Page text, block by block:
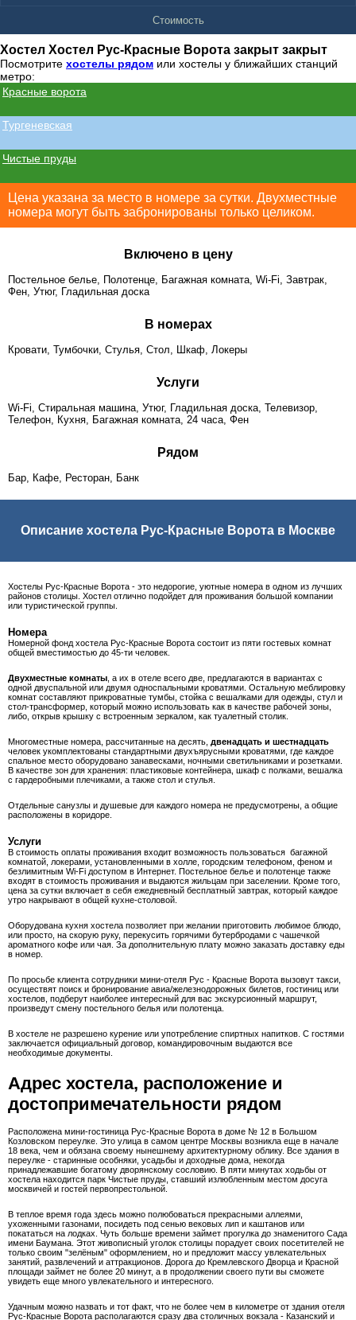
Стоимость
Хостел Хостел Рус-Красные Ворота закрыт закрыт
Посмотрите хостелы рядом или хостелы у ближайших станций
метро:
Красные ворота
Тургеневская
Чистые пруды
Цена указана за место в номере за сутки. Двухместные
номера могут быть забронированы только целиком.
Включено в цену
Постельное белье, Полотенце, Багажная комната, Wi-Fi, Завтрак,
Фен, Утюг, Гладильная доска
В номерах
Кровати, Тумбочки, Стулья, Стол, Шкаф, Локеры
Услуги
Wi-Fi, Стиральная машина, Утюг, Гладильная доска, Телевизор,
Телефон, Кухня, Багажная комната, 24 часа, Фен
Рядом
Бар, Кафе, Ресторан, Банк
Описание хостела Рус-Красные Ворота в Москве
Хостелы Рус-Красные Ворота - это недорогие, уютные номера в одном из лучших
районов столицы. Хостел отлично подойдет для проживания большой компании
или туристической группы.
Номера
Номерной фонд хостела Рус-Красные Ворота состоит из пяти гостевых комнат
общей вместимостью до 45-ти человек.
Двухместные комнаты , а их в отеле всего две, предлагаются в вариантах с
одной двуспальной или двумя односпальными кроватями. Остальную меблировку
комнат составляют прикроватные тумбы, стойка с вешалками для одежды, стул и
стол-трансформер, который можно использовать как в качестве рабочей зоны,
либо, открыв крышку с встроенным зеркалом, как туалетный столик.
Многоместные номера, рассчитанные на десять, двенадцать и шестнадцать
человек укомплектованы стандартными двухъярусными кроватями, где каждое
спальное место оборудовано занавесками, ночными светильниками и розетками.
В качестве зон для хранения: пластиковые контейнера, шкаф с полками, вешалка
с гардеробными плечиками, а также стол и стулья.
Отдельные санузлы и душевые для каждого номера не предусмотрены, а общие
расположены в коридоре.
Услуги
В стоимость оплаты проживания входит возможность пользоваться багажной
комнатой, локерами, установленными в холле, городским телефоном, феном и
безлимитным Wi-Fi доступом в Интернет. Постельное белье и полотенце также
входят в стоимость проживания и выдаются жильцам при заселении. Кроме того,
цена за сутки включает в себя ежедневный бесплатный завтрак, который каждое
утро накрывают в общей кухне-столовой.
Оборудована кухня хостела позволяет при желании приготовить любимое блюдо,
или просто, на скорую руку, перекусить горячими бутербродами с чашечкой
ароматного кофе или чая. За дополнительную плату можно заказать доставку еды
в номер.
По просьбе клиента сотрудники мини-отеля Рус - Красные Ворота вызовут такси,
осуществят поиск и бронирование авиа/железнодорожных билетов, гостиниц или
хостелов, подберут наиболее интересный для вас экскурсионный маршрут,
произведут смену постельного белья или полотенца.
В хостеле не разрешено курение или употребление спиртных напитков. С гостями
заключается официальный договор, командировочным выдаются все
необходимые документы.
Адрес хостела, расположение и
достопримечательности рядом
Расположена мини-гостиница Рус-Красные Ворота в доме № 12 в Большом
Козловском переулке. Это улица в самом центре Москвы возникла еще в начале
18 века, чем и обязана своему нынешнему архитектурному облику. Все здания в
переулке - старинные особняки, усадьбы и доходные дома, некогда
принадлежавшие богатому дворянскому сословию. В пяти минутах ходьбы от
хостела находится парк Чистые пруды, ставший излюбленным местом досуга
москвичей и гостей первопрестольной.
В теплое время года здесь можно полюбоваться прекрасными аллеями,
ухоженными газонами, посидеть под сенью вековых лип и каштанов или
покататься на лодках. Чуть больше времени займет прогулка до знаменитого Сада
имени Баумана. Этот живописный уголок столицы порадует своих посетителей не
только своим "зелёным" оформлением, но и предложит массу увлекательных
занятий, развлечений и аттракционов. Дорога до Кремлевского Дворца и Красной
площади займет не более 20 минут, а в продолжении своего пути вы сможете
увидеть еще много увлекательного и интересного.
Удачным можно назвать и тот факт, что не более чем в километре от здания отеля
Рус-Красные Ворота располагаются сразу два столичных вокзала - Казанский и